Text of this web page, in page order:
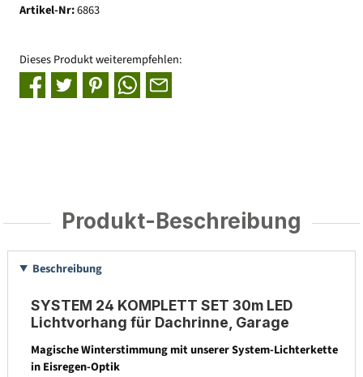
Artikel-Nr:6863
Dieses Produkt weiterempfehlen:
Produkt-Beschreibung
Beschreibung
SYSTEM 24 KOMPLETT SET 30m LED
Lichtvorhang für Dachrinne, Garage
Magische Winterstimmung mit unserer System-Lichterkette
in Eisregen-Optik